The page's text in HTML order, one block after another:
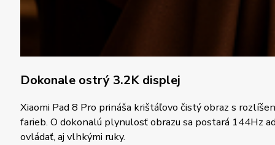
Dokonale ostrý 3.2K displej
Xiaomi Pad 8 Pro prináša krištáľovo čistý obraz s
farieb. O dokonalú plynulosť obrazu sa postará 144Hz
ovládať, aj vlhkými ruky.